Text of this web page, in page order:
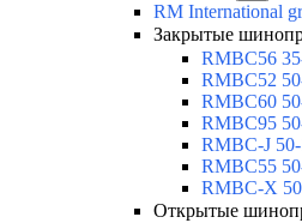
RM International
Закрытые
RMBC56
RMBC52
RMBC60
RMBC95
RMBC-J
RMBC55
RMBC-X
Открытые